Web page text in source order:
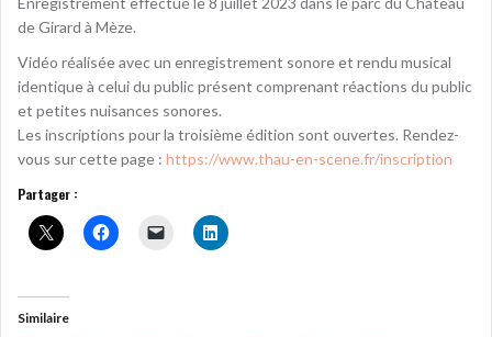
de Girard à Mèze.
Vidéo réalisée avec un enregistrement sonore et rendu musical
identique à celui du public présent comprenant réactions du public
et petites nuisances sonores.
Les inscriptions pour la troisième édition sont ouvertes. Rendez-
vous sur cette page : https://www.thau-en-scene.fr/inscription
Partager :
Similaire